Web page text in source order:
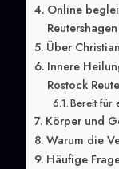
Online
Über
Innere
Rostock
Bereit für
Körper und
Warum die
Häufige